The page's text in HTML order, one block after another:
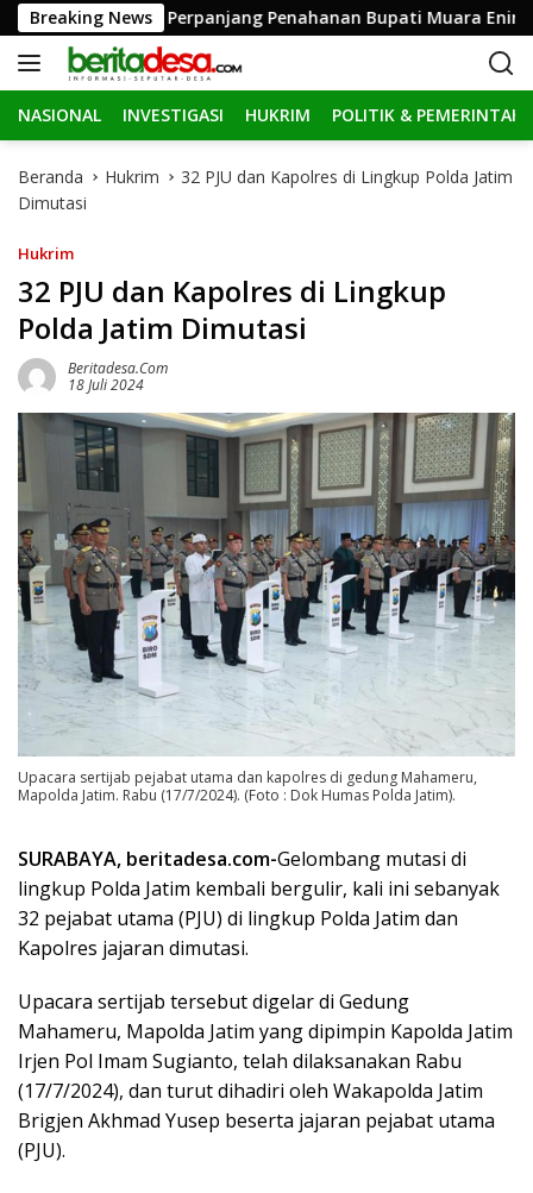
a
g
u
Breaking News
KPK Perpanjang Penahanan Bupati Muara Enim Edison
NASIONAL INVESTIGASI HUKRIM POLITIK & PEMERINTAH
Beranda Hukrim
32 PJU dan Kapolres di Lingkup Polda Jatim
Dimutasi
Hukrim
32 PJU dan Kapolres di Lingkup
Polda Jatim Dimutasi
Beritadesa.com
18 Juli 2024
Upacara sertijab pejabat utama dan kapolres di gedung Mahameru,
Mapolda Jatim. Rabu (17/7/2024). (Foto : Dok Humas Polda Jatim).
SURABAYA, beritadesa.com-Gelombang mutasi di
lingkup Polda Jatim kembali bergulir, kali ini sebanyak
32 pejabat utama (PJU) di lingkup Polda Jatim dan
Kapolres jajaran dimutasi.
Upacara sertijab tersebut digelar di Gedung
Mahameru, Mapolda Jatim yang dipimpin Kapolda Jatim
Irjen Pol Imam Sugianto, telah dilaksanakan Rabu
(17/7/2024), dan turut dihadiri oleh Wakapolda Jatim
Brigjen Akhmad Yusep beserta jajaran pejabat utama
(PJU).